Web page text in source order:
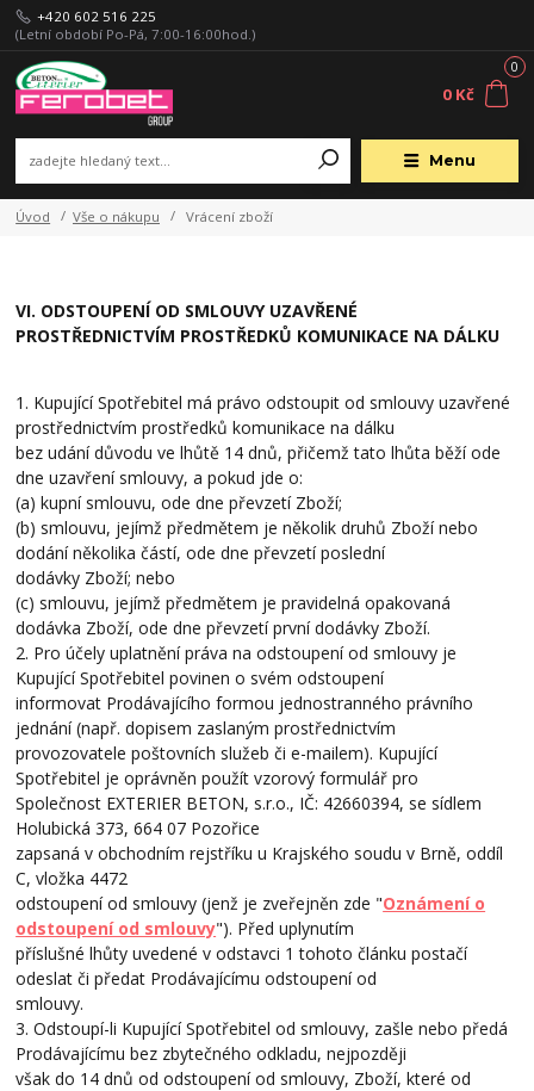
Menu
+420 602 516 225
(Letní období Po-Pá, 7:00-16:00hod.)
0
0 Kč
Úvod Vše o nákupu Vrácení zboží
VI. ODSTOUPENÍ OD SMLOUVY UZAVŘENÉ
PROSTŘEDNICTVÍM PROSTŘEDKŮ KOMUNIKACE NA DÁLKU
1. Kupující Spotřebitel má právo odstoupit od smlouvy uzavřené
prostřednictvím prostředků komunikace na dálku
bez udání důvodu ve lhůtě 14 dnů, přičemž tato lhůta běží ode
dne uzavření smlouvy, a pokud jde o:
(a) kupní smlouvu, ode dne převzetí Zboží;
(b) smlouvu, jejímž předmětem je několik druhů Zboží nebo
dodání několika částí, ode dne převzetí poslední
dodávky Zboží; nebo
(c) smlouvu, jejímž předmětem je pravidelná opakovaná
dodávka Zboží, ode dne převzetí první dodávky Zboží.
2. Pro účely uplatnění práva na odstoupení od smlouvy je
Kupující Spotřebitel povinen o svém odstoupení
informovat Prodávajícího formou jednostranného právního
jednání (např. dopisem zaslaným prostřednictvím
provozovatele poštovních služeb či e-mailem). Kupující
Spotřebitel je oprávněn použít vzorový formulář pro
Společnost EXTERIER BETON, s.r.o., IČ: 42660394, se sídlem
Holubická 373, 664 07 Pozořice
zapsaná v obchodním rejstříku u Krajského soudu v Brně, oddíl
C, vložka 4472
odstoupení od smlouvy (jenž je zveřejněn zde "Oznámení o
odstoupení od smlouvy"). Před uplynutím
příslušné lhůty uvedené v odstavci 1 tohoto článku postačí
odeslat či předat Prodávajícímu odstoupení od
smlouvy.
3. Odstoupí-li Kupující Spotřebitel od smlouvy, zašle nebo předá
Prodávajícímu bez zbytečného odkladu, nejpozději
však do 14 dnů od odstoupení od smlouvy, Zboží, které od